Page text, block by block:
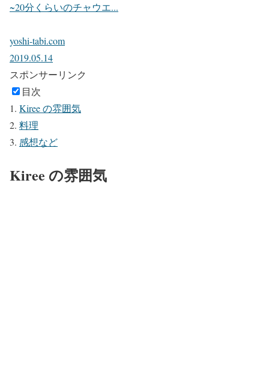
~20分くらいのチャウエ...
yoshi-tabi.com
2019.05.14
スポンサーリンク
目次
Kiree の雰囲気
料理
感想など
Kiree の雰囲気